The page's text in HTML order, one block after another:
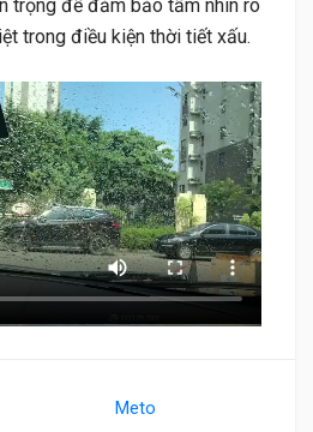
trọng để đảm bảo tầm nhìn rõ
trong điều kiện thời tiết xấu.
Meto